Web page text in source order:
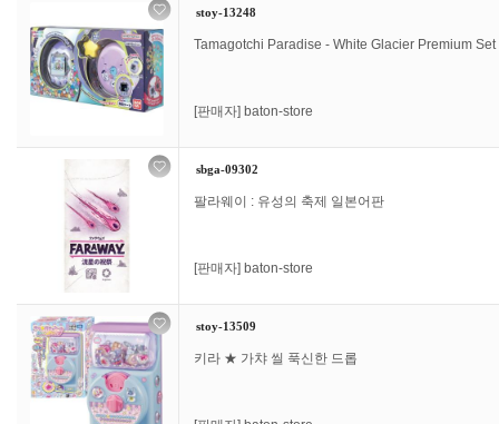
stoy-13248
Tamagotchi Paradise - White Glacier Premium Set
[판매자] baton-store
sbga-09302
팔라웨이 : 유성의 축제 일본어판
[판매자] baton-store
stoy-13509
키라 ★ 가챠 씰 푹신한 드롭